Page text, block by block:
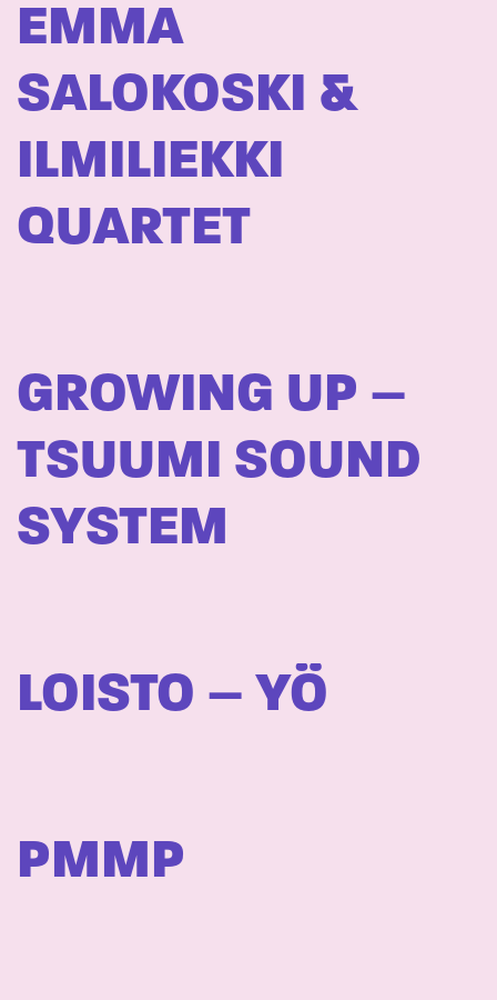
EMMA
SALOKOSKI &
ILMILIEKKI
QUARTET
GROWING UP –
TSUUMI SOUND
SYSTEM
LOISTO – YÖ
PMMP